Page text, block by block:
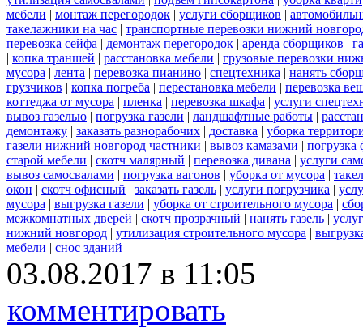
мебели | монтаж перегородок | услуги сборщиков |
такелажники на час | транспортные перевозки нижний
перевозка сейфа | демонтаж перегородок | аренда сборщиков |
| копка траншей | расстановка мебели | грузовые перевозки
мусора | лента | перевозка пианино | спецтехника | нанять
грузчиков | копка погреба | перестановка мебели | перевозка
коттеджа от мусора | пленка | перевозка шкафа | услуги
вывоз газелью | погрузка газели | ландшафтные работы |
демонтажу | заказать разнорабочих | доставка | уборка
газели нижний новгород частники | вывоз камазами | погрузка
старой мебели | скотч малярный | перевозка дивана | услуги
вывоз самосвалами | погрузка вагонов | уборка от мусора |
окон | скотч офисный | заказать газель | услуги погрузчика |
мусора | выгрузка газели | уборка от строительного мусора |
межкомнатных дверей | скотч прозрачный | нанять газель |
нижний новгород | утилизация строительного мусора |
мебели | снос зданий
03.08.2017 в 11:05
комментировать